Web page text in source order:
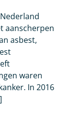
aanscherpen
asbest,
waren
In 2016